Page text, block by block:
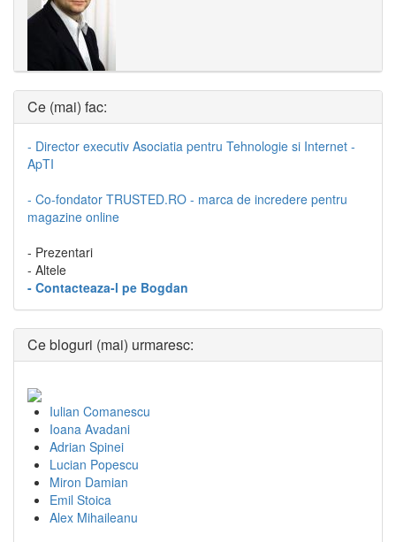
Ce (mai) fac:
- Director executiv Asociatia pentru Tehnologie si Internet -
ApTI
- Co-fondator TRUSTED.RO - marca de incredere pentru
magazine online
- Prezentari
- Altele
- Contacteaza-l pe Bogdan
Ce bloguri (mai) urmaresc:
Iulian Comanescu
Ioana Avadani
Adrian Spinei
Lucian Popescu
Miron Damian
Emil Stoica
Alex Mihaileanu